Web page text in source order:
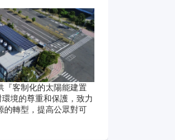
『客制化的太陽能建置
境的尊重和保護，致力
的轉型，提高公眾對可